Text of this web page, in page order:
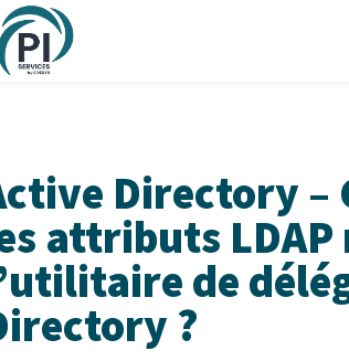
Directory
attributs
de
?